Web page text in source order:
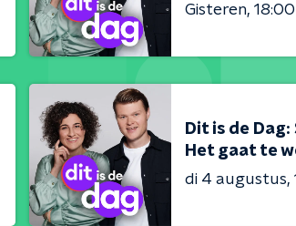
Gisteren
Dit is de Dag:
Het gaat te
di 4 augustus